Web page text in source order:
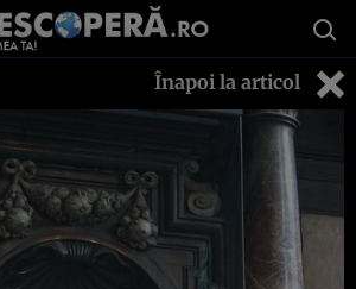
Înapoi la articol